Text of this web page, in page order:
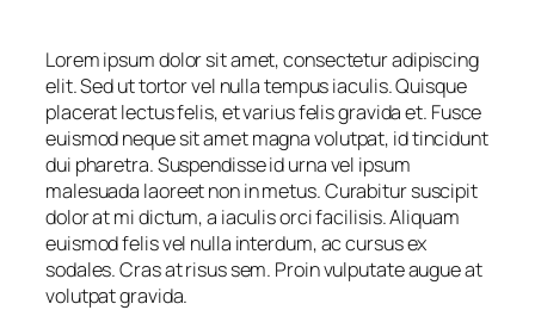
Lorem ipsum dolor sit amet, consectetur adipiscing
elit. Sed ut tortor vel nulla tempus iaculis. Quisque
placerat lectus felis, et varius felis gravida et. Fusce
euismod neque sit amet magna volutpat, id tincidunt
dui pharetra. Suspendisse id urna vel ipsum
malesuada laoreet non in metus. Curabitur suscipit
dolor at mi dictum, a iaculis orci facilisis. Aliquam
euismod felis vel nulla interdum, ac cursus ex
sodales. Cras at risus sem. Proin vulputate augue at
volutpat gravida.